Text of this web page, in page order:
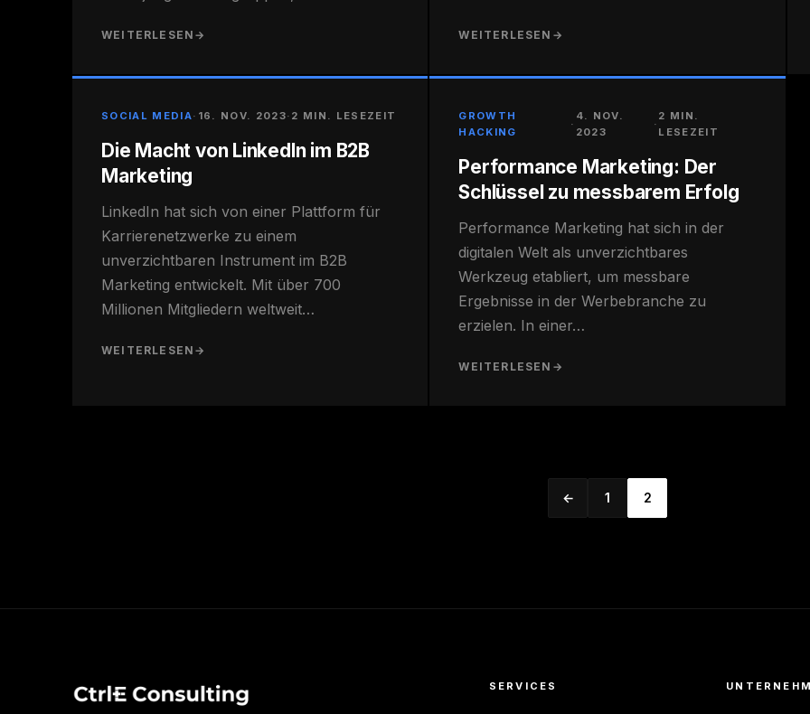
WEITERLESEN → WEITERLESEN →
SOCIAL MEDIA· 16. NOV. 2023· 2 MIN. LESEZEIT
Die Macht von LinkedIn im B2B
Marketing
LinkedIn hat sich von einer Plattform für
Karrierenetzwerke zu einem
unverzichtbaren Instrument im B2B
Marketing entwickelt. Mit über 700
Millionen Mitgliedern weltweit…
WEITERLESEN →
GROWTH
HACKING
·
4. NOV.
2023
·
2 MIN.
LESEZEIT
Performance Marketing: Der
Schlüssel zu messbarem Erfolg
Performance Marketing hat sich in der
digitalen Welt als unverzichtbares
Werkzeug etabliert, um messbare
Ergebnisse in der Werbebranche zu
erzielen. In einer…
WEITERLESEN →
← 1 2
SERVICES